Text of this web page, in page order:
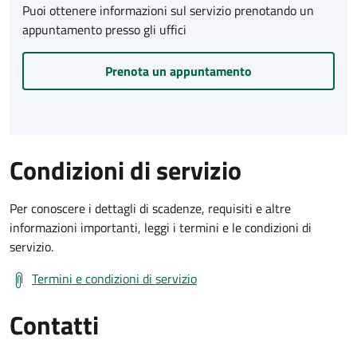
Puoi ottenere informazioni sul servizio prenotando un
appuntamento presso gli uffici
Prenota un appuntamento
Condizioni di servizio
Per conoscere i dettagli di scadenze, requisiti e altre
informazioni importanti, leggi i termini e le condizioni di
servizio.
Termini e condizioni di servizio
Contatti